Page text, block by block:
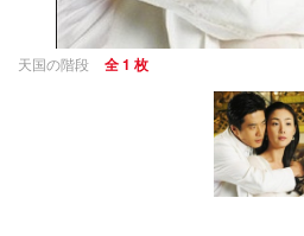
天国の階段 全 1 枚